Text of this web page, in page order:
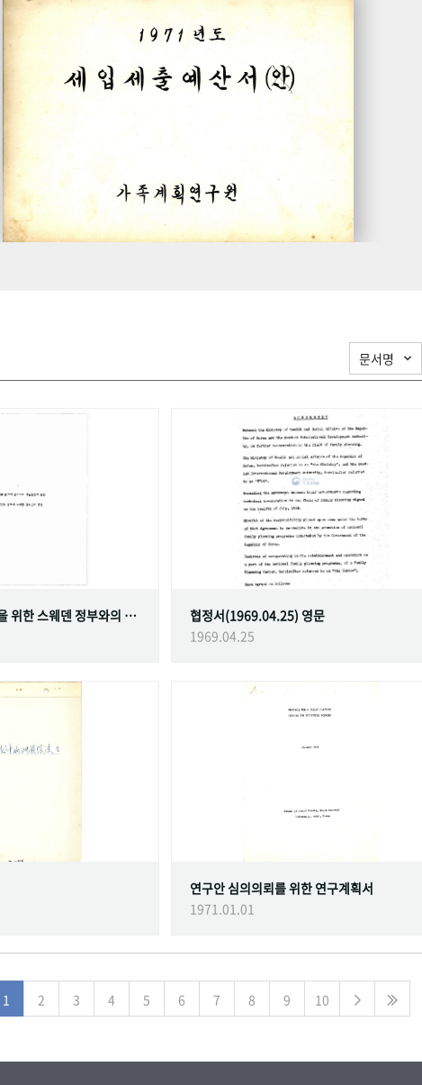
가족계획 분야 협력을 위한 스웨덴 정부와의 협정
협정서(1969.04.25) 영문
1969.04.25
연구안 심의의뢰를 위한 연구계획서
1971.01.01
1 2 3 4 5 6 7 8 9 10